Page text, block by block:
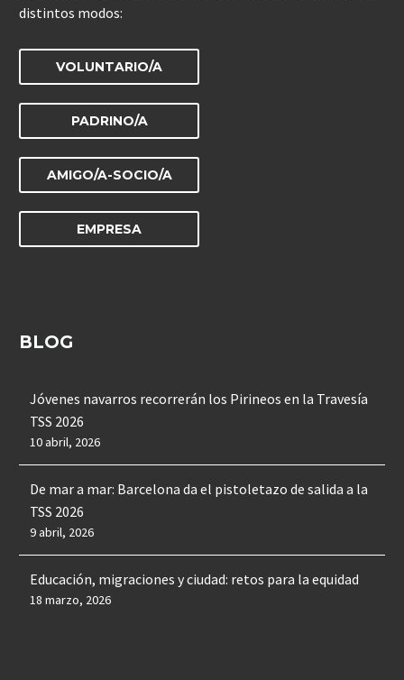
distintos modos:
VOLUNTARIO/A
PADRINO/A
AMIGO/A-SOCIO/A
EMPRESA
BLOG
Jóvenes navarros recorrerán los Pirineos en la Travesía
TSS 2026
10 abril, 2026
De mar a mar: Barcelona da el pistoletazo de salida a la
TSS 2026
9 abril, 2026
Educación, migraciones y ciudad: retos para la equidad
18 marzo, 2026